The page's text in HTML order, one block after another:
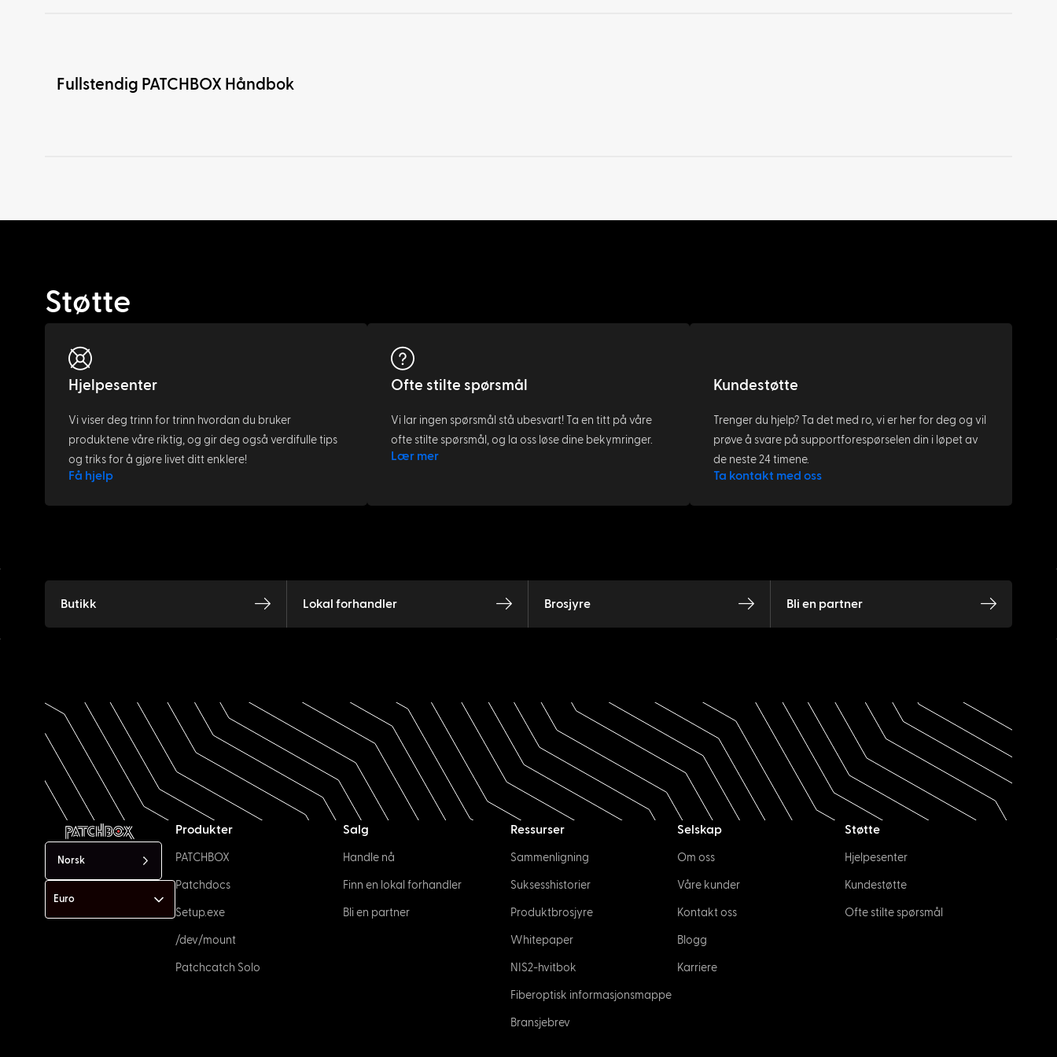
Fullstendig PATCHBOX Håndbok
Støtte
Hjelpesenter
Vi viser deg trinn for trinn hvordan du bruker
produktene våre riktig, og gir deg også verdifulle tips
og triks for å gjøre livet ditt enklere!
Få hjelp
Ofte stilte spørsmål
Vi lar ingen spørsmål stå ubesvart! Ta en titt på våre
ofte stilte spørsmål, og la oss løse dine bekymringer.
Lær mer
Kundestøtte
Trenger du hjelp? Ta det med ro, vi er her for deg og vil
prøve å svare på supportforespørselen din i løpet av
de neste 24 timene.
Ta kontakt med oss
Butikk Lokal forhandler Brosjyre Bli en partner
Norsk
Produkter
PATCHBOX
Patchdocs
Setup.exe
/dev/mount
Patchcatch Solo
Salg
Handle nå
Finn en lokal forhandler
Bli en partner
Ressurser
Sammenligning
Suksesshistorier
Produktbrosjyre
Whitepaper
NIS2-hvitbok
Fiberoptisk informasjonsmappe
Bransjebrev
Selskap
Om oss
Våre kunder
Kontakt oss
Blogg
Karriere
Støtte
Hjelpesenter
Kundestøtte
Ofte stilte spørsmål